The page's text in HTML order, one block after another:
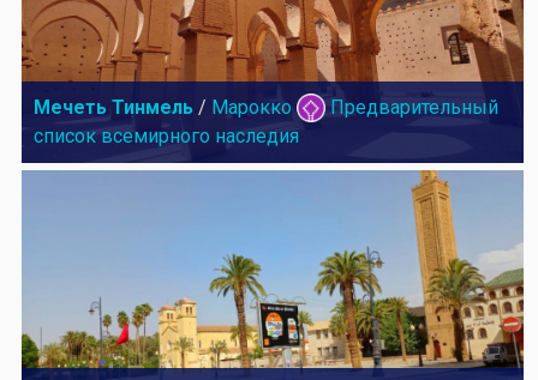
Мечеть Тинмель / Марокко
Предварительный
список всемирного наследия